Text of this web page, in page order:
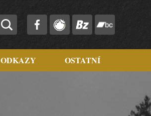
ODKAZY OSTATNÍ